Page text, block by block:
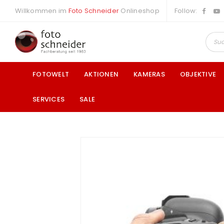
Willkommen im Foto Schneider Onlineshop Follow:
FOTOWELT AKTIONEN KAMERAS OBJEKTIVE
SERVICES SALE